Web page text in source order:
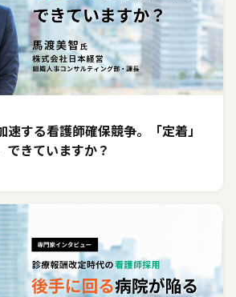
速する看護師確保競争。「定着」
できていますか？